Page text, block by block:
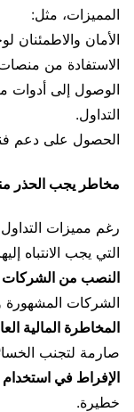
المميزات، مثل:
الأمان والاطمئنان
الاستفادة من
الوصول إلى أدوات
التداول.
الحصول على دعم
مخاطر يجب الحذر
رغم مميزات
التي يجب الانتباه
النصب من الشركات
الشركات
المخاطرة المالية
صارمة لتجنب
الإفراط في استخدام
خطيرة.